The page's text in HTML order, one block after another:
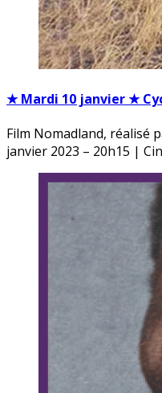
★ Mardi 10 janvier ★
Film Nomadland, réalisé
janvier 2023 – 20h15 |